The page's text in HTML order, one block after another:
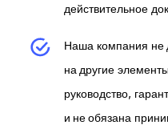
действительное
Наша компания не
на другие
руководство,
и не обязана